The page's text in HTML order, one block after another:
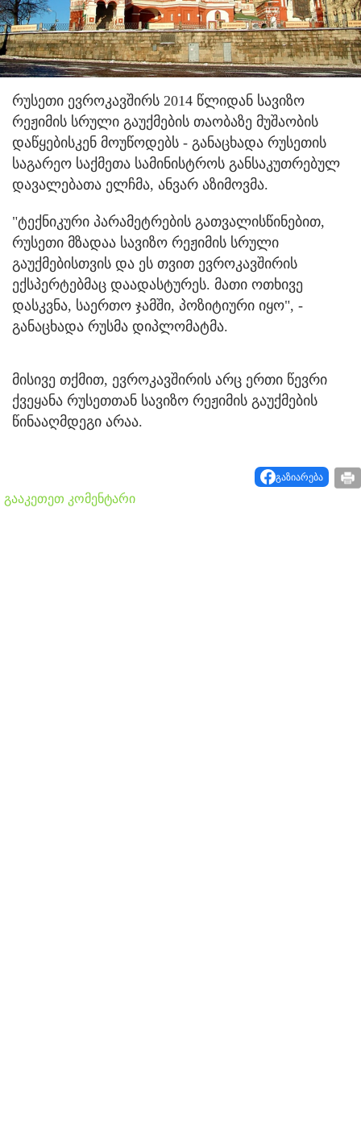
რუსეთი ევროკავშირს 2014 წლიდან სავიზო
რეჟიმის სრული გაუქმების თაობაზე მუშაობის
დაწყებისკენ მოუწოდებს - განაცხადა რუსეთის
საგარეო საქმეთა სამინისტროს განსაკუთრებულ
დავალებათა ელჩმა, ანვარ აზიმოვმა.
"ტექნიკური პარამეტრების გათვალისწინებით,
რუსეთი მზადაა სავიზო რეჟიმის სრული
გაუქმებისთვის და ეს თვით ევროკავშირის
ექსპერტებმაც დაადასტურეს. მათი ოთხივე
დასკვნა, საერთო ჯამში, პოზიტიური იყო", -
განაცხადა რუსმა დიპლომატმა.
მისივე თქმით, ევროკავშირის არც ერთი წევრი
ქვეყანა რუსეთთან სავიზო რეჟიმის გაუქმების
წინააღმდეგი არაა.
გაზიარება
გააკეთეთ კომენტარი